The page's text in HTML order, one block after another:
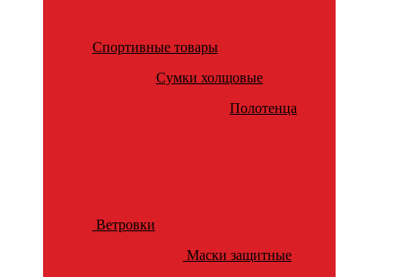
Спортивные товары
Сумки холщовые
Полотенца
Ветровки
Маски защитные